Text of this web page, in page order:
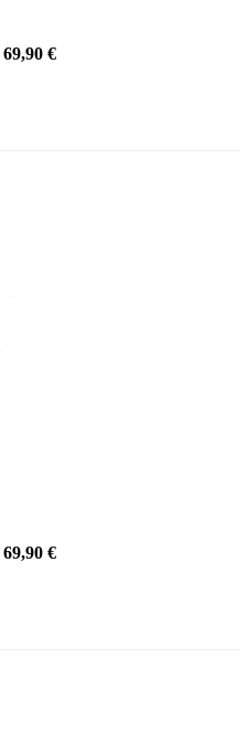
69,90 €
69,90 €